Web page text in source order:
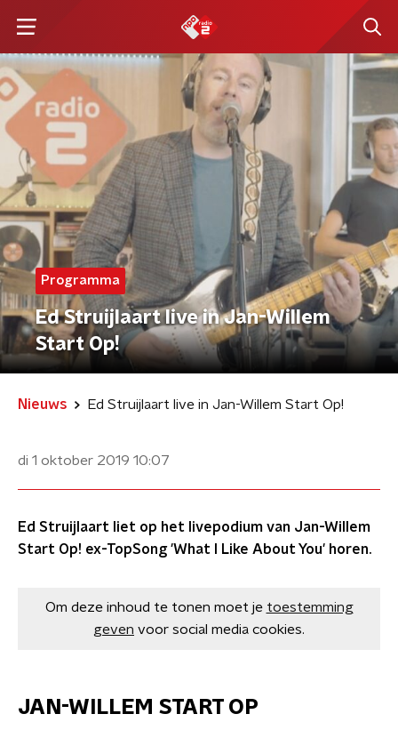
Programma
Ed Struijlaart live in Jan-Willem
Start Op!
Nieuws Ed Struijlaart live in Jan-Willem Start Op!
di 1 oktober 2019 10:07
Ed Struijlaart liet op het livepodium van Jan-Willem
Start Op! ex-TopSong 'What I Like About You' horen.
Om deze inhoud te tonen moet je toestemming
geven voor social media cookies.
JAN-WILLEM START OP